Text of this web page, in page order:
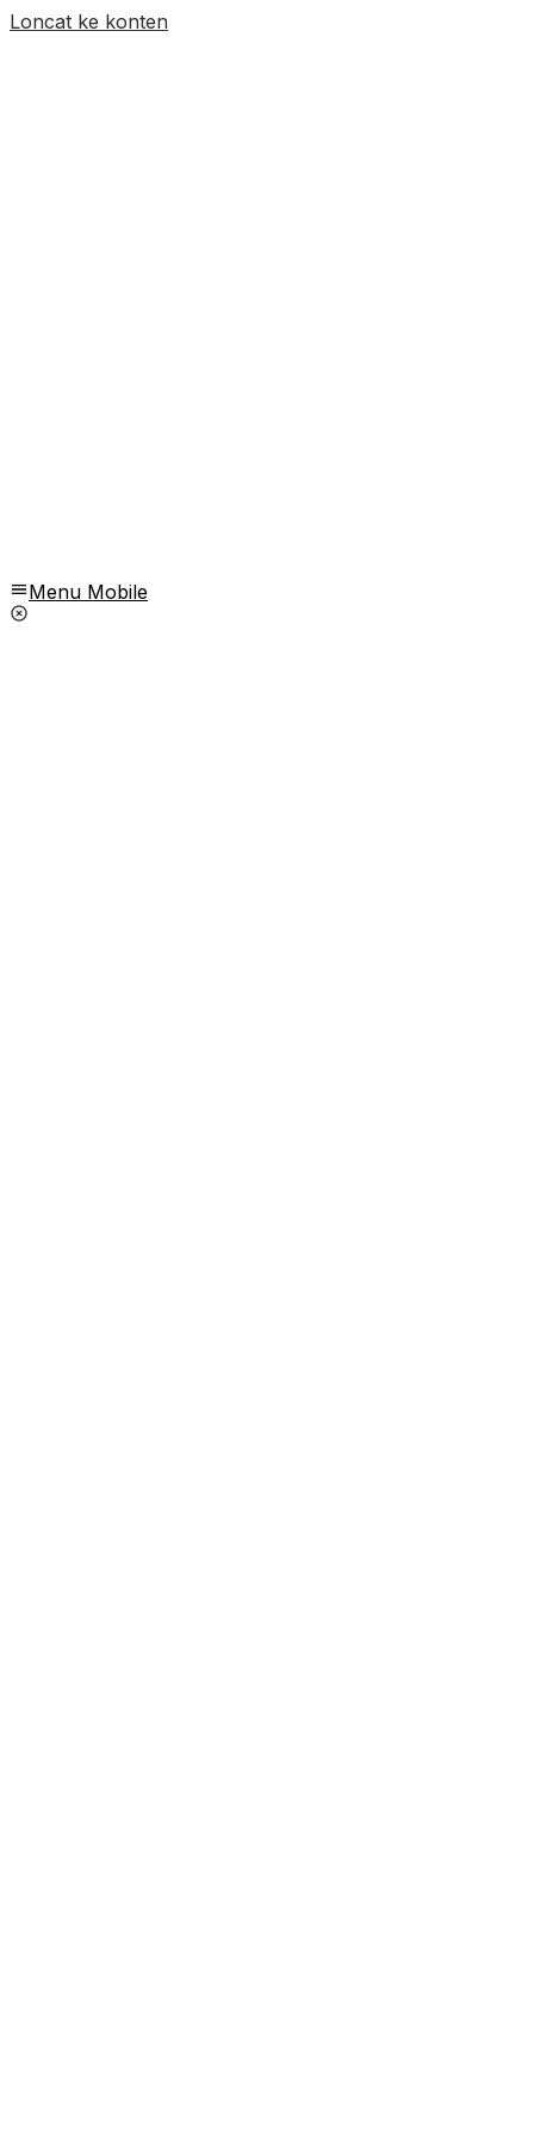
Loncat ke konten
Menu Mobile